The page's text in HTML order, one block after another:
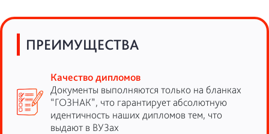
ПРЕИМУЩЕСТВА
Качество дипломов
Документы выполняются только на бланках
“ГОЗНАК”, что гарантирует абсолютную
идентичность наших дипломов тем, что
выдают в ВУЗах